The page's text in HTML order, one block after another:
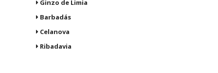
Ginzo de Limia
Barbadás
Celanova
Ribadavia